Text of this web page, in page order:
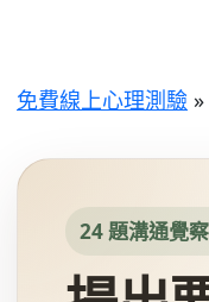
免費線上心理測驗 »
24 題溝通覺